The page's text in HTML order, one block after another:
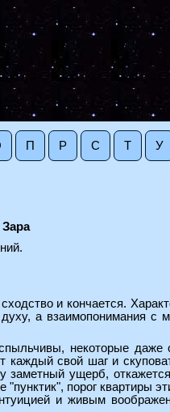
П Р С Т У
и кончается.
а взаимопонимания с
некоторые
свой шаг и
ущерб,
порог квартиры
и живым